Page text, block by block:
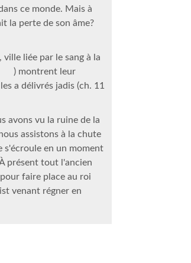
ce monde. Mais à
la perte de son âme?
ville liée par le sang à la
) montrent leur
a délivrés jadis (ch. 11
avons vu la ruine de la
assistons à la chute
s'écroule en un moment
présent tout l'ancien
faire place au roi
venant régner en